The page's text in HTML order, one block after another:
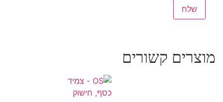
מוצרים קשורים